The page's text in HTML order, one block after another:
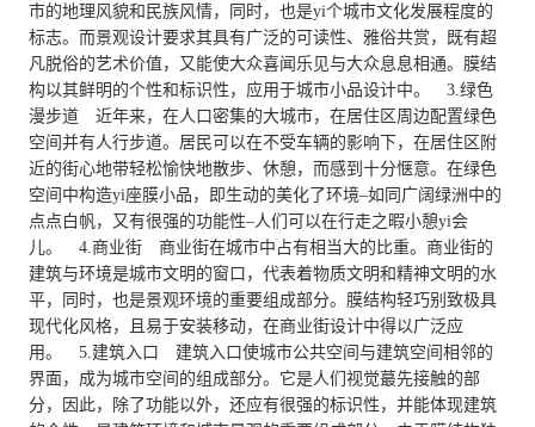
市的地理风貌和民族风情，同时，也是yi个城市文化发展程度的
标志。而景观设计要求其具有广泛的可读性、雅俗共赏，既有超
凡脱俗的艺术价值，又能使大众喜闻乐见与大众息息相通。膜结
构以其鲜明的个性和标识性，应用于城市小品设计中。 3.绿色
漫步道 近年来，在人口密集的大城市，在居住区周边配置绿色
空间并有人行步道。居民可以在不受车辆的影响下，在居住区附
近的街心地带轻松愉快地散步、休憩，而感到十分惬意。在绿色
空间中构造yi座膜小品，即生动的美化了环境–如同广阔绿洲中的
点点白帆，又有很强的功能性–人们可以在行走之暇小憩yi会
儿。 4.商业街 商业街在城市中占有相当大的比重。商业街的
建筑与环境是城市文明的窗口，代表着物质文明和精神文明的水
平，同时，也是景观环境的重要组成部分。膜结构轻巧别致极具
现代化风格，且易于安装移动，在商业街设计中得以广泛应
用。 5.建筑入口 建筑入口使城市公共空间与建筑空间相邻的
界面，成为城市空间的组成部分。它是人们视觉蕞先接触的部
分，因此，除了功能以外，还应有很强的标识性，并能体现建筑